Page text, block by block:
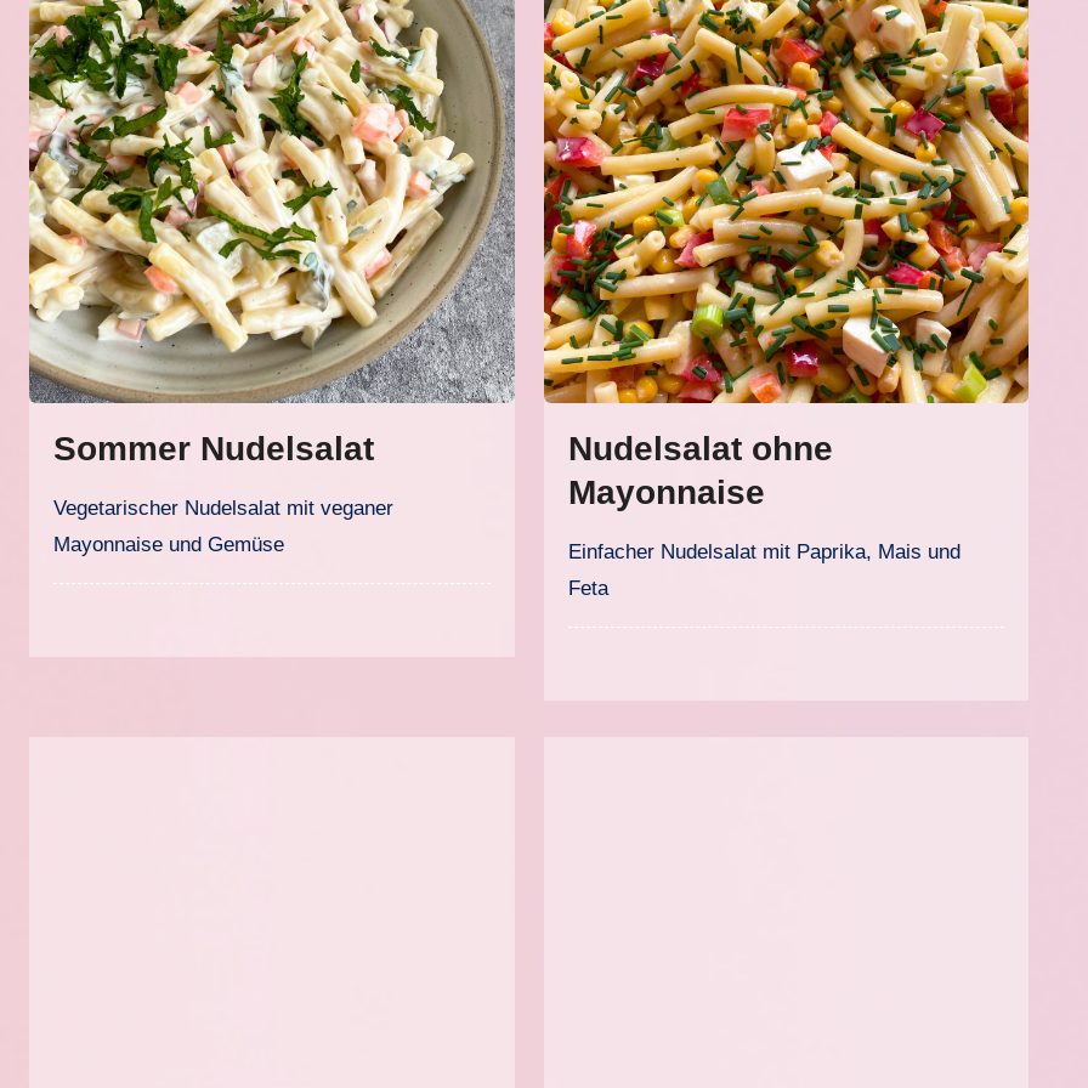
Sommer Nudelsalat
Vegetarischer Nudelsalat mit veganer
Mayonnaise und Gemüse
Nudelsalat ohne
Mayonnaise
Einfacher Nudelsalat mit Paprika, Mais und
Feta